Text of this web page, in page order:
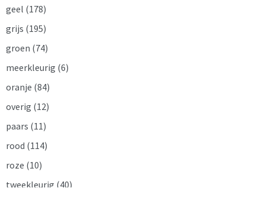
Reflecterende polo's
Reflecterende vesten
Regenkleding
Restauranttextiel
Schoenen(5)
Schorten en Sloven
Sweaters(29)
T-Shirts(54)
Veiligheidssignalering en Verlichting
Veiligheidsvesten en Veiligheidshesjes
geel (178)
grijs (195)
groen (74)
meerkleurig (6)
oranje (84)
overig (12)
paars (11)
rood (114)
roze (10)
tweekleurig (40)